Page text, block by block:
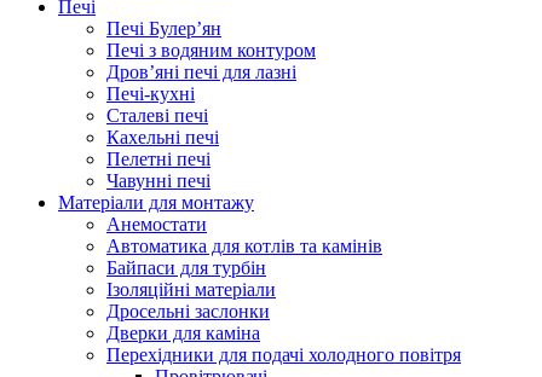
Печі
Печі Булер’ян
Печі з водяним контуром
Дров’яні печі для лазні
Печі-кухні
Сталеві печі
Кахельні печі
Пелетні печі
Чавунні печі
Матеріали для монтажу
Анемостати
Автоматика для котлів та камінів
Байпаси для турбін
Ізоляційні матеріали
Дросельні заслонки
Дверки для каміна
Перехідники для подачі холодного повітря